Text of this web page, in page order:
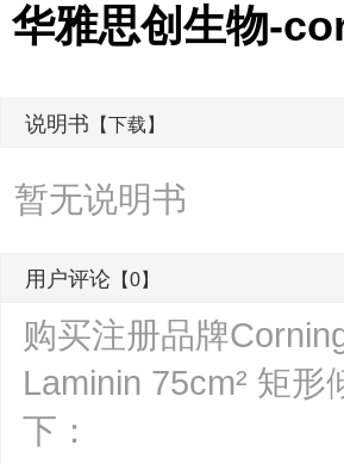
华雅思创生物-
说明书 【下载】
暂无说明书
用户评论 【0】
购买注册品牌
Laminin 75cm² 矩
下：